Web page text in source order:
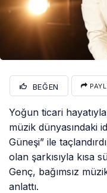
BEĞEN
Yoğun ticari
müzik dünyasındaki
Güneşi” ile
olan şarkısıyla kısa
Genç, bağımsız
anlattı.